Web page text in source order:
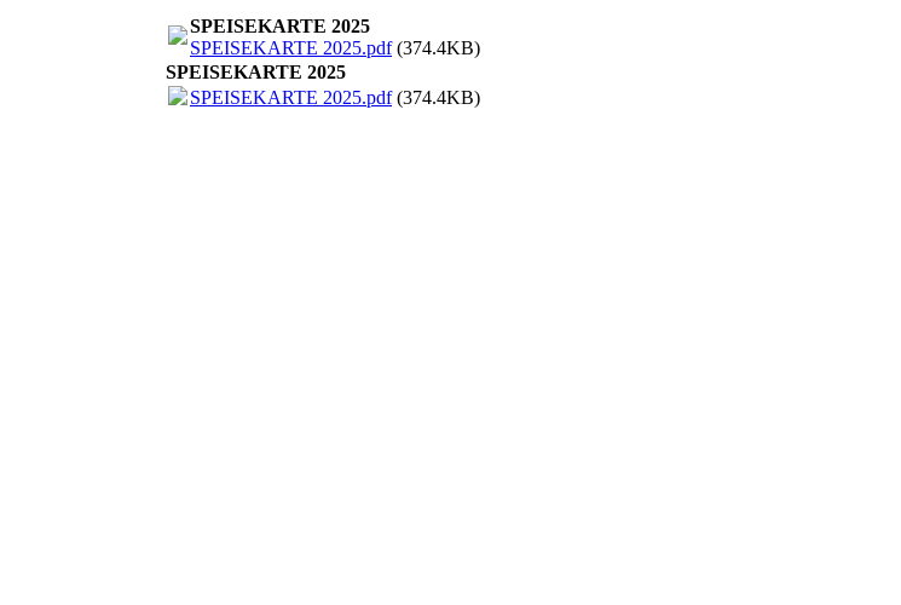
SPEISEKARTE 2025
SPEISEKARTE 2025.pdf(374.4KB)
SPEISEKARTE 2025
SPEISEKARTE 2025.pdf(374.4KB)